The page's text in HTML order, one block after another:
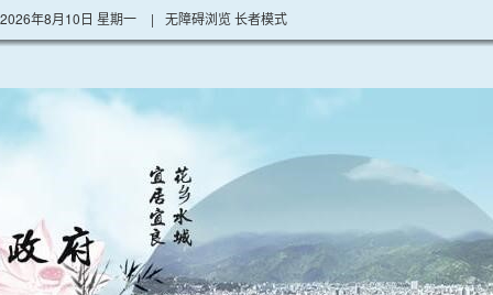
2026年8月10日 星期一 | 无障碍浏览长者模式